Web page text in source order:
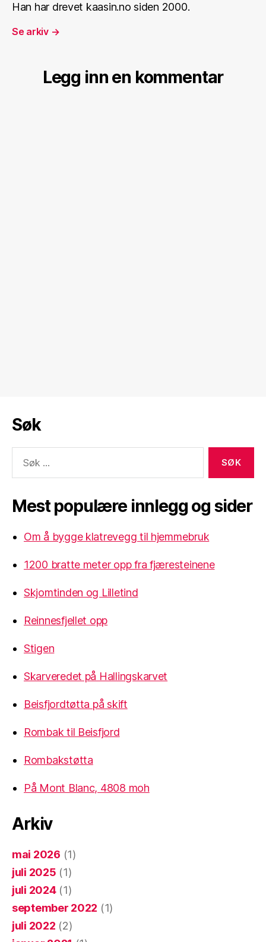
Han har drevet kaasin.no siden 2000.
Se arkiv →
Legg inn en kommentar
Søk
etter:
Mest populære innlegg og sider
Om å bygge klatrevegg til hjemmebruk
1200 bratte meter opp fra fjæresteinene
Skjomtinden og Lilletind
Reinnesfjellet opp
Stigen
Skarveredet på Hallingskarvet
Beisfjordtøtta på skift
Rombak til Beisfjord
Rombakstøtta
På Mont Blanc, 4808 moh
Arkiv
mai 2026 (1)
juli 2025 (1)
juli 2024(1)
september 2022 (1)
juli 2022 (2)